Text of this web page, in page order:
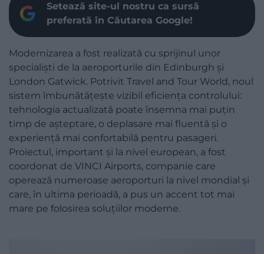
Setează site-ul nostru ca sursă
preferată în Căutarea Google!
Modernizarea a fost realizată cu sprijinul unor
specialiști de la aeroporturile din Edinburgh și
London Gatwick. Potrivit Travel and Tour World, noul
sistem îmbunătățește vizibil eficiența controlului:
tehnologia actualizată poate însemna mai puțin
timp de așteptare, o deplasare mai fluentă și o
experiență mai confortabilă pentru pasageri.
Proiectul, important și la nivel european, a fost
coordonat de VINCI Airports, companie care
operează numeroase aeroporturi la nivel mondial și
care, în ultima perioadă, a pus un accent tot mai
mare pe folosirea soluțiilor moderne.